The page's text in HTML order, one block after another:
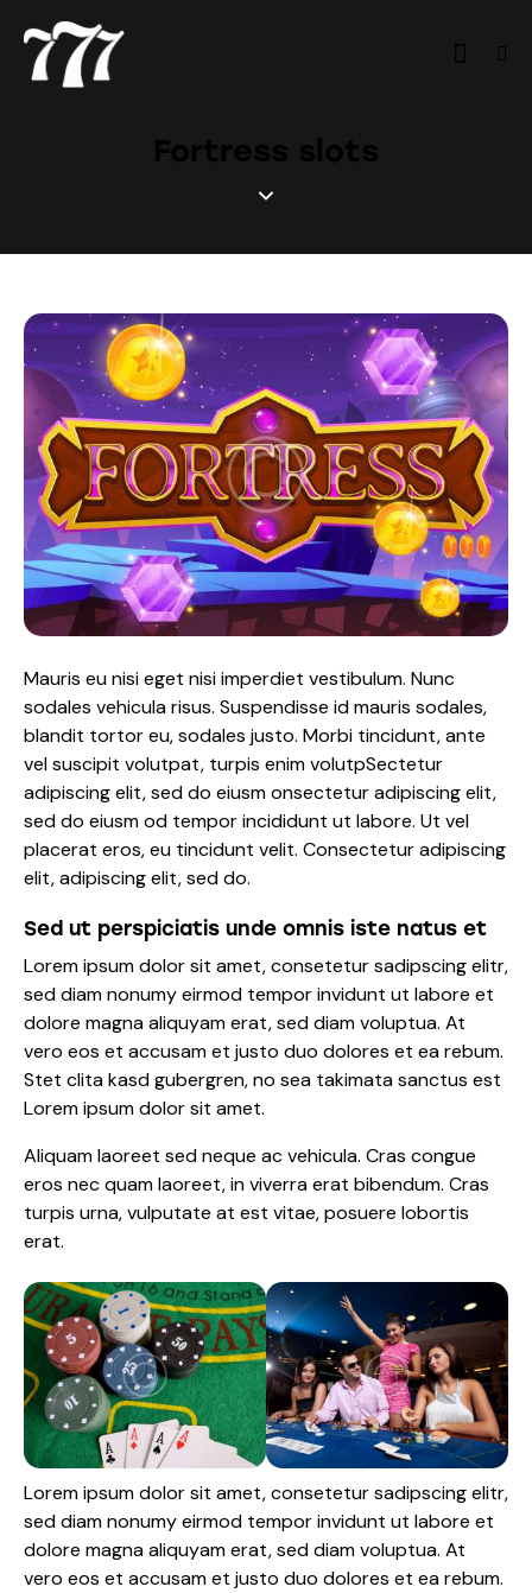
Mauris eu nisi eget nisi imperdiet vestibulum. Nunc
sodales vehicula risus. Suspendisse id mauris sodales,
blandit tortor eu, sodales justo. Morbi tincidunt, ante
vel suscipit volutpat, turpis enim volutpSectetur
adipiscing elit, sed do eiusm onsectetur adipiscing elit,
sed do eiusm od tempor incididunt ut labore. Ut vel
placerat eros, eu tincidunt velit. Consectetur adipiscing
elit, adipiscing elit, sed do.
Sed ut perspiciatis unde omnis iste natus et
Lorem ipsum dolor sit amet, consetetur sadipscing elitr,
sed diam nonumy eirmod tempor invidunt ut labore et
dolore magna aliquyam erat, sed diam voluptua. At
vero eos et accusam et justo duo dolores et ea rebum.
Stet clita kasd gubergren, no sea takimata sanctus est
Lorem ipsum dolor sit amet.
Aliquam laoreet sed neque ac vehicula. Cras congue
eros nec quam laoreet, in viverra erat bibendum. Cras
turpis urna, vulputate at est vitae, posuere lobortis
erat.
Lorem ipsum dolor sit amet, consetetur sadipscing elitr,
sed diam nonumy eirmod tempor invidunt ut labore et
dolore magna aliquyam erat, sed diam voluptua. At
vero eos et accusam et justo duo dolores et ea rebum.